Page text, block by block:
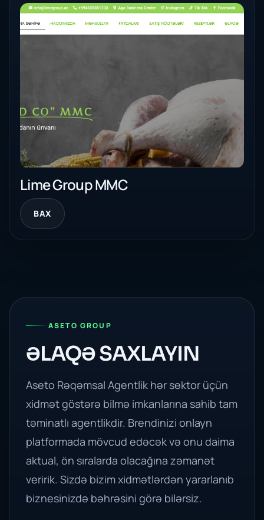
Lime Group MMC
BAX
ASETO GROUP
ƏLAQƏ SAXLAYIN
Aseto Rəqəmsal Agentlik hər sektor üçün
xidmət göstərə bilmə imkanlarına sahib tam
təminatlı agentlikdir. Brendinizi onlayn
platformada mövcud edəcək və onu daima
aktual, ön sıralarda olacağına zəmanət
veririk. Sizdə bizim xidmətlərdən yararlanıb
biznesinizdə bəhrəsini görə bilərsiz.